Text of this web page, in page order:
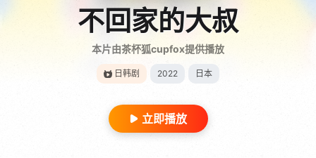
不回家的大叔
本片由茶杯狐cupfox提供播放
日韩剧 2022 日本
立即播放